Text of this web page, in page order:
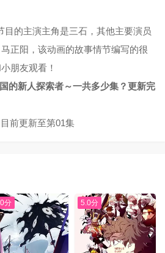
目的主演主角是三石，其他主要演员
正阳，该动画的故事情节编写的很
朋友观看！
的新人探索者～一共多少集？更新完
前更新至第01集
分 5.0分